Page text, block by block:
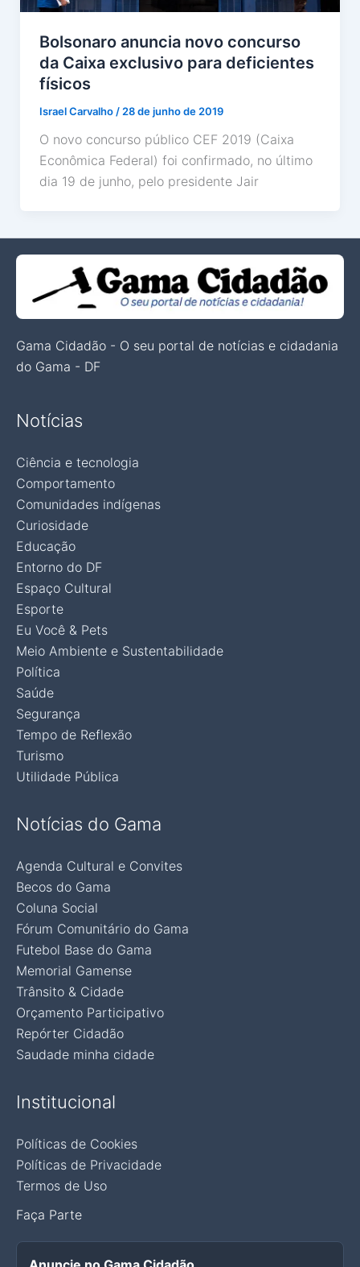
Bolsonaro anuncia novo concurso
da Caixa exclusivo para deficientes
físicos
Israel Carvalho/28 de junho de 2019
O novo concurso público CEF 2019 (Caixa
Econômica Federal) foi confirmado, no último
dia 19 de junho, pelo presidente Jair
Gama Cidadão - O seu portal de notícias e cidadania
do Gama - DF
Notícias
Ciência e tecnologia
Comportamento
Comunidades indígenas
Curiosidade
Educação
Entorno do DF
Espaço Cultural
Esporte
Eu Você & Pets
Meio Ambiente e Sustentabilidade
Política
Saúde
Segurança
Tempo de Reflexão
Turismo
Utilidade Pública
Notícias do Gama
Agenda Cultural e Convites
Becos do Gama
Coluna Social
Fórum Comunitário do Gama
Futebol Base do Gama
Memorial Gamense
Trânsito & Cidade
Orçamento Participativo
Repórter Cidadão
Saudade minha cidade
Institucional
Políticas de Cookies
Políticas de Privacidade
Termos de Uso
Faça Parte